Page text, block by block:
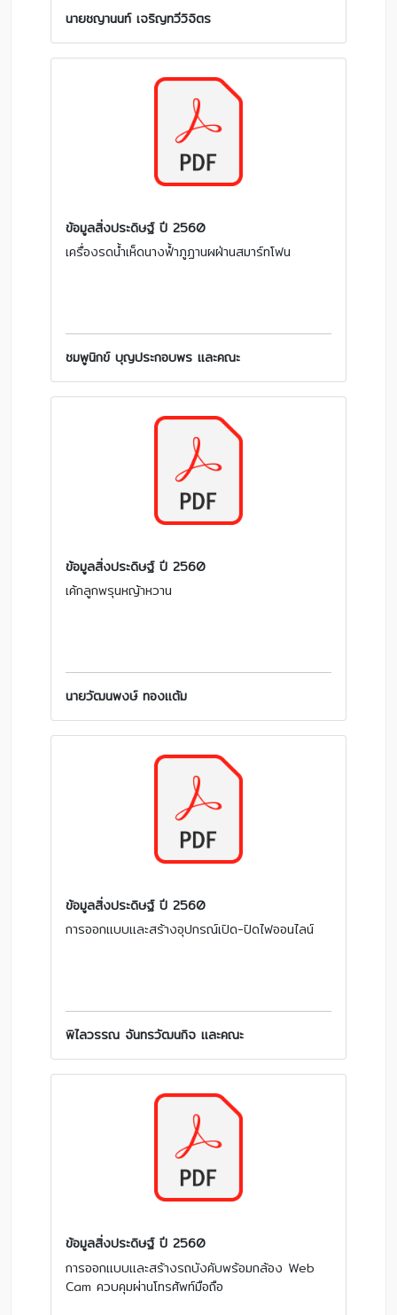
นายชญานนท์ เจริญทวีวิจิตร
ข้อมูลสิ่งประดิษฐ์ ปี 2560
เครื่องรดน้ำเห็ดนางฟ้ำภูฏานผฝ่านสมาร์ทโฟน
ชมพูนิกข์ บุญประกอบพร และคณะ
ข้อมูลสิ่งประดิษฐ์ ปี 2560
เค้กลูกพรุนหญ้าหวาน
นายวัฒนพงษ์ ทองแต้ม
ข้อมูลสิ่งประดิษฐ์ ปี 2560
การออกแบบและสร้างอุปกรณ์เปิด-ปิดไฟออนไลน์
พิไลวรรณ จันทรวัฒนกิจ และคณะ
ข้อมูลสิ่งประดิษฐ์ ปี 2560
การออกแบบและสร้างรถบังคับพร้อมกล้อง Web
Cam ควบคุมผ่านโทรศัพท์มือถือ